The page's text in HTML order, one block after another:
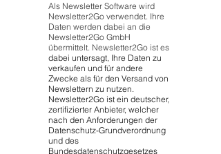
Als Newsletter Software wird
Newsletter2Go verwendet. Ihre
Daten werden dabei an die
Newsletter2Go GmbH
übermittelt. Newsletter2Go ist es
dabei untersagt, Ihre Daten zu
verkaufen und für andere
Zwecke als für den Versand von
Newslettern zu nutzen.
Newsletter2Go ist ein deutscher,
zertifizierter Anbieter, welcher
nach den Anforderungen der
Datenschutz-Grundverordnung
und des
Bundesdatenschutzgesetzes